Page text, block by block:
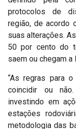
protocolos de
região, de acordo
suas alterações.
50 por cento do
saem ou chegam a
“As regras para
coincidir ou
investindo em
estações
metodologia das